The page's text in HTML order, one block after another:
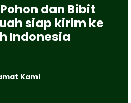
dan Bibit
siap kirim ke
Indonesia
Kami